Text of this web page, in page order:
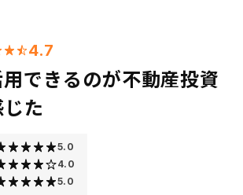
4.7
できるのが不動産投資
た
5.0
4.0
5.0